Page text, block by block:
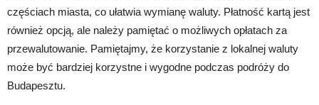
częściach miasta, co ułatwia wymianę waluty. Płatność kartą jest
również opcją, ale należy pamiętać o możliwych opłatach za
przewalutowanie. Pamiętajmy, że korzystanie z lokalnej waluty
może być bardziej korzystne i wygodne podczas podróży do
Budapesztu.